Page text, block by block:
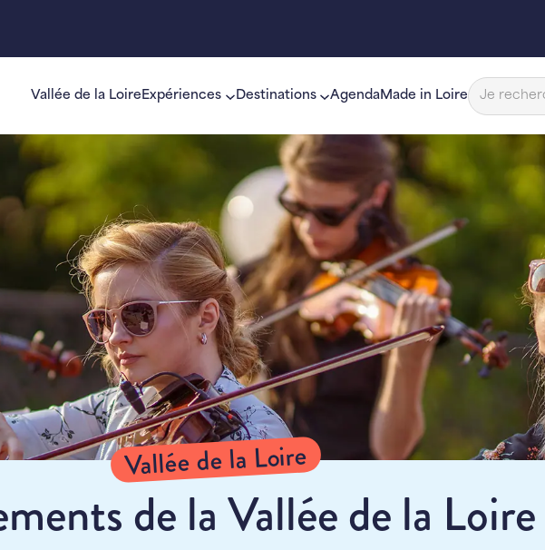
Vallée de la Loire Expériences Destinations AgendaMade in Loire
Rechercher
Vallée de la Loire
de la Vallée de la Loire